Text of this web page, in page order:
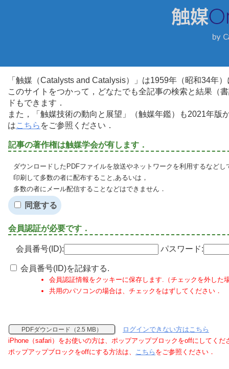
「触媒（Catalysts and Catalysis）」は1959年（昭和34年
このサイトをつかって，どなたでも全記事の検索と結果（
ドもできます．
また，「触媒技術の動向と展望」（触媒年鑑）も2021年
はこちら をご参照ください．
記事の著作権は触媒学会が有します．
ダウンロードしたPDFファイルを放送やネットワークを利用するなど
印刷して多数の者に配布すること,あるいは，
多数の者にメール配信することなどはできません．
同意する
会員認証が必要です．
会員番号(ID): パスワード:
会員番号(ID)を記録する.
会員認証情報をクッキーに保存します.（チェックを外した
共用のパソコンの場合は、チェックをはずしてください．
PDFダウンロード（2.5 MB）
ログインできない方はこちら
iPhone（safari）をお使いの方は、ポップアップブロックをoffにしてくだ
ポップアップブロックをoffにする方法は、 こちら をご参照ください．